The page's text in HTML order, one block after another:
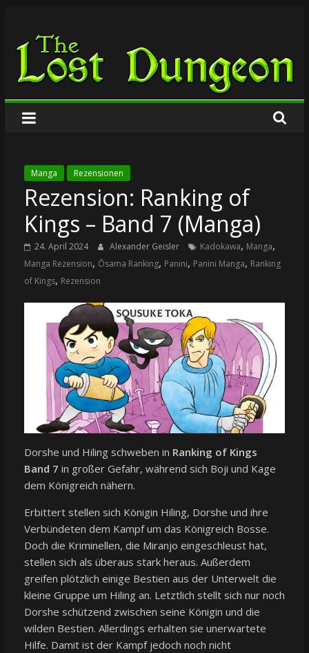
springen
The
Lost
Dungeon
Manga Rezensionen
Rezension: Ranking of
Kings – Band 7 (Manga)
24. April 2024 Alexander Geisler Kadokawa, Manga,
Manga Rezension, Ōsama Ranking, Panini, Panini Manga, Ranking
of Kings, Rezension
Dorshe und Hiling schweben in Ranking of Kings
Band 7 in großer Gefahr, während sich Boji und Kage
dem Königreich nähern.
Erbittert stellen sich Königin Hiling, Dorshe und ihre
Verbündeten dem Kampf um das Königreich Bosse.
Doch die Kriminellen, die Miranjo eingeschleust hat,
stellen sich als überaus stark heraus. Außerdem
greifen plötzlich einige Bestien aus der Unterwelt die
kleine Gruppe um Hiling an. Letztlich stellt sich nur noch
Dorshe schützend zwischen seine Königin und die
wilden Bestien. Allerdings erhalten sie unerwartete
Hilfe. Damit ist der Kampf jedoch noch nicht